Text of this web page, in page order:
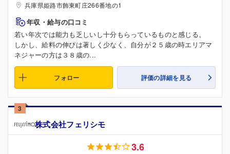
兵庫県姫路市飾東町庄266番地の1
年収・給与の口コミ
若い年次では能力も乏しいし十分もらっているものと感じる。
しかし、給料の伸びは著しく少なく、自分が２５歳の時エリアマ
ネジャーの方は３８歳の...
フォロー 評価の詳細を見る
3
株式会社フェリシモ
3.6